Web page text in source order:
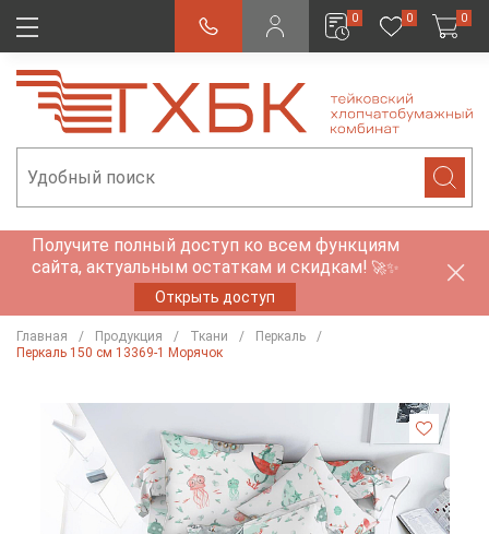
0 0 0
Получите полный доступ ко всем функциям
сайта, актуальным остаткам и скидкам! 🚀✨
Открыть доступ
Главная Продукция Ткани
Перкаль
Перкаль 150 см 13369-1 Морячок